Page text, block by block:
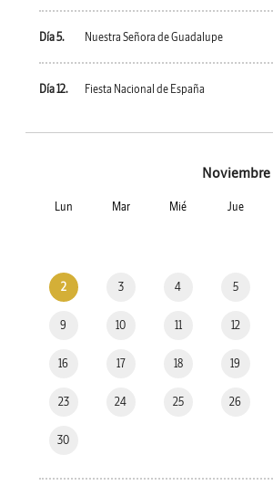
Día 5. Nuestra Señora de Guadalupe
Día 12. Fiesta Nacional de España
Noviembre
Lun Mar Mié Jue
2 3 4 5
9 10 11 12
16 17 18 19
23 24 25 26
30